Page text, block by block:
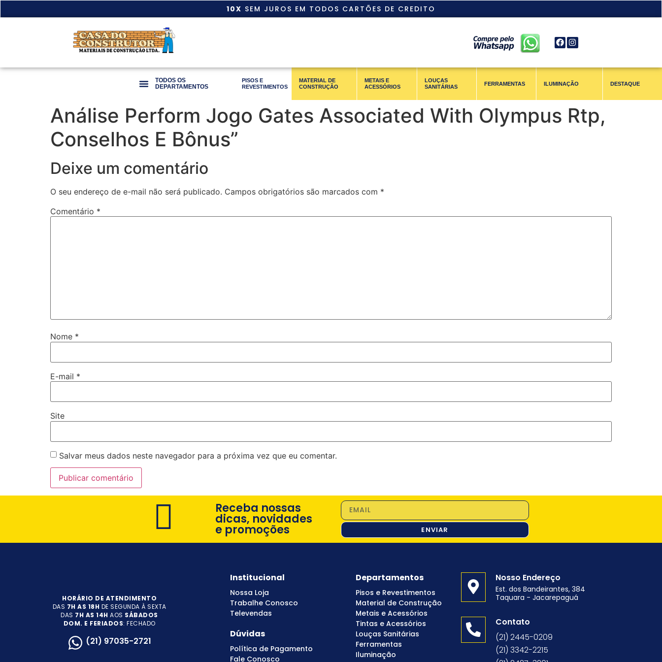
10X SEM JUROS EM TODOS CARTÕES DE CREDITO
TODOS OS
DEPARTAMENTOS
PISOS E
REVESTIMENTOS
MATERIAL DE
CONSTRUÇÃO
METAIS E
ACESSÓRIOS
LOUÇAS
SANITÁRIAS
FERRAMENTAS ILUMINAÇÃO DESTAQUE
Análise Perform Jogo Gates Associated With Olympus Rtp,
Conselhos E Bônus”
Deixe um comentário
O seu endereço de e-mail não será publicado. Campos obrigatórios são marcados com *
Comentário *
Nome *
E-mail *
Site
Salvar meus dados neste navegador para a próxima vez que eu comentar.
Receba nossas
dicas, novidades
e promoções ENVIAR
HORÁRIO DE ATENDIMENTO
DAS 7H AS 18H DE SEGUNDA À SEXTA
DAS 7H AS 14H AOS SÁBADOS
DOM. E FERIADOS: FECHADO
(21) 97035-2721
Institucional
Nossa Loja
Trabalhe Conosco
Televendas
Dúvidas
Política de Pagamento
Fale Conosco
Departamentos
Pisos e Revestimentos
Material de Construção
Metais e Acessórios
Tintas e Acessórios
Louças Sanitárias
Ferramentas
Iluminação
Nosso Endereço
Est. dos Bandeirantes, 384
Taquara - Jacarepaguá
Contato
(21) 2445-0209
(21) 3342-2215